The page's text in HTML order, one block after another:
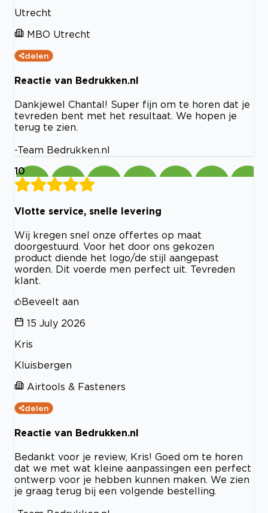
Utrecht
MBO Utrecht
delen
Reactie van Bedrukken.nl
Dankjewel Chantal! Super fijn om te horen dat je
tevreden bent met het resultaat. We hopen je
terug te zien.
-Team Bedrukken.nl
10
Vlotte service, snelle levering
Wij kregen snel onze offertes op maat
doorgestuurd. Voor het door ons gekozen
product diende het logo/de stijl aangepast
worden. Dit voerde men perfect uit. Tevreden
klant.
Beveelt aan
15 July 2026
Kris
Kluisbergen
Airtools & Fasteners
delen
Reactie van Bedrukken.nl
Bedankt voor je review, Kris! Goed om te horen
dat we met wat kleine aanpassingen een perfect
ontwerp voor je hebben kunnen maken. We zien
je graag terug bij een volgende bestelling.